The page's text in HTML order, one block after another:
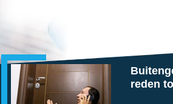
reden